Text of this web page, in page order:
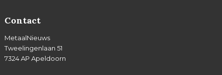
Contact
MetaalNieuws
Tweelingenlaan 51
7324 AP Apeldoorn